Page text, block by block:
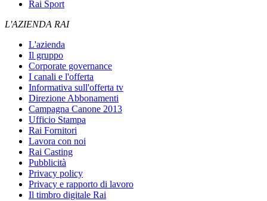
Rai Sport
L'AZIENDA RAI
L'azienda
Il gruppo
Corporate governance
I canali e l'offerta
Informativa sull'offerta tv
Direzione Abbonamenti
Campagna Canone 2013
Ufficio Stampa
Rai Fornitori
Lavora con noi
Rai Casting
Pubblicità
Privacy policy
Privacy e rapporto di lavoro
Il timbro digitale Rai